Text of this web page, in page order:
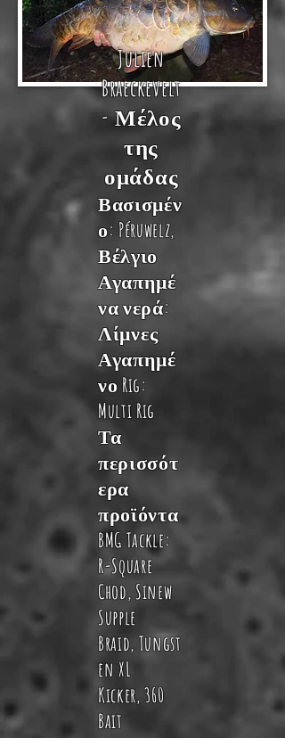
Julien
Braeckevelt
-Μέλος
της
ομάδας
Βασισμέν
ο: Péruwelz,
Βέλγιο
Αγαπημέ
να νερά:
Λίμνες
Αγαπημέ
νο Rig:
Multi Rig
Τα
περισσότ
ερα
προϊόντα
BMG Tackle:
R-Square
Chod,Sinew
Supple
Braid,Tungst
en XL
Kicker,360
Bait